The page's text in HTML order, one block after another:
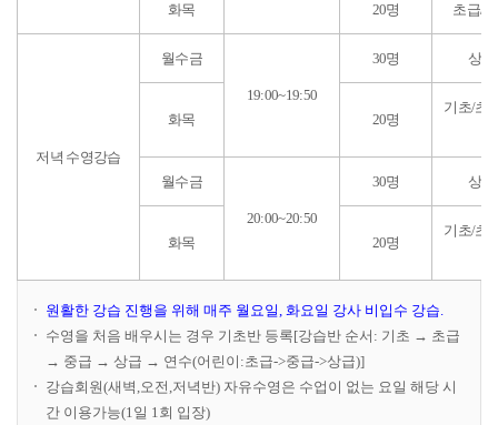
화목 20명 초급/
저녁 수영강습
월수금
19:00~19:50
30명 상
화목 20명
기초/초
월수금
20:00~20:50
30명 상
화목 20명
기초/초
원활한 강습 진행을 위해 매주 월요일, 화요일 강사 비입수 강습.
수영을 처음 배우시는 경우 기초반 등록[강습반 순서: 기초 → 초급
→ 중급 → 상급 → 연수(어린이:초급->중급->상급)]
강습회원(새벽,오전,저녁반) 자유수영은 수업이 없는 요일 해당 시
간 이용가능(1일 1회 입장)